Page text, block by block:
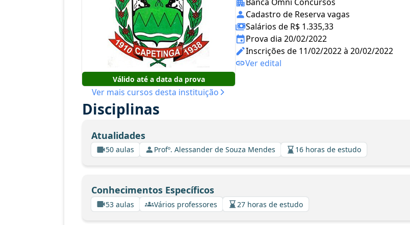
Válido até a data da prova
Ver mais cursos desta instituição
Cadastro de Reserva vagas
Salários de R$ 1.335,33
Prova dia 20/02/2022
Inscrições de 11/02/2022 à 20/02/2022
Ver edital
Disciplinas
Atualidades
50 aulas Profº. Alessander de Souza Mendes 16 horas de estudo
Conhecimentos Específicos
53 aulas Vários professores 27 horas de estudo